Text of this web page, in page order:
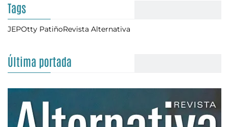
Tags
JEPOtty PatiñoRevista Alternativa
Última portada